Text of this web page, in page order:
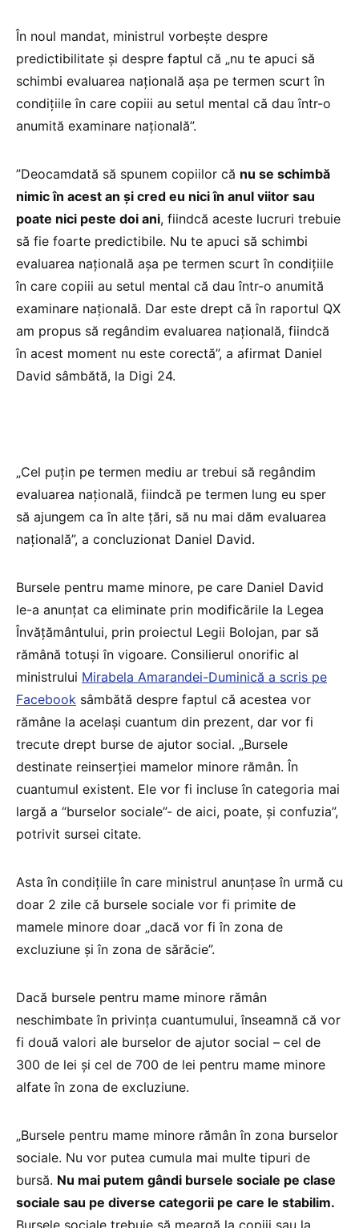
În noul mandat, ministrul vorbește despre
predictibilitate și despre faptul că „nu te apuci să
schimbi evaluarea naţională aşa pe termen scurt în
condiţiile în care copiii au setul mental că dau într-o
anumită examinare naţională”.
”Deocamdată să spunem copiilor că nu se schimbă
nimic în acest an şi cred eu nici în anul viitor sau
poate nici peste doi ani, fiindcă aceste lucruri trebuie
să fie foarte predictibile. Nu te apuci să schimbi
evaluarea naţională aşa pe termen scurt în condiţiile
în care copiii au setul mental că dau într-o anumită
examinare naţională. Dar este drept că în raportul QX
am propus să regândim evaluarea naţională, fiindcă
în acest moment nu este corectă”, a afirmat Daniel
David sâmbătă, la Digi 24.
„Cel puţin pe termen mediu ar trebui să regândim
evaluarea naţională, fiindcă pe termen lung eu sper
să ajungem ca în alte ţări, să nu mai dăm evaluarea
naţională”, a concluzionat Daniel David.
Bursele pentru mame minore, pe care Daniel David
le-a anunțat ca eliminate prin modificările la Legea
Învățământului, prin proiectul Legii Bolojan, par să
rămână totuși în vigoare. Consilierul onorific al
ministrului Mirabela Amarandei-Duminică a scris pe
Facebook sâmbătă despre faptul că acestea vor
rămâne la același cuantum din prezent, dar vor fi
trecute drept burse de ajutor social. „Bursele
destinate reinserției mamelor minore rămân. În
cuantumul existent. Ele vor fi incluse în categoria mai
largă a “burselor sociale”- de aici, poate, și confuzia”,
potrivit sursei citate.
Asta în condițiile în care ministrul anunțase în urmă cu
doar 2 zile că bursele sociale vor fi primite de
mamele minore doar „dacă vor fi în zona de
excluziune și în zona de sărăcie”.
Dacă bursele pentru mame minore rămân
neschimbate în privința cuantumului, înseamnă că vor
fi două valori ale burselor de ajutor social – cel de
300 de lei și cel de 700 de lei pentru mame minore
alfate în zona de excluziune.
„Bursele pentru mame minore rămân în zona burselor
sociale. Nu vor putea cumula mai multe tipuri de
bursă. Nu mai putem gândi bursele sociale pe clase
sociale sau pe diverse categorii pe care le stabilim.
Bursele sociale trebuie să meargă la copiii sau la